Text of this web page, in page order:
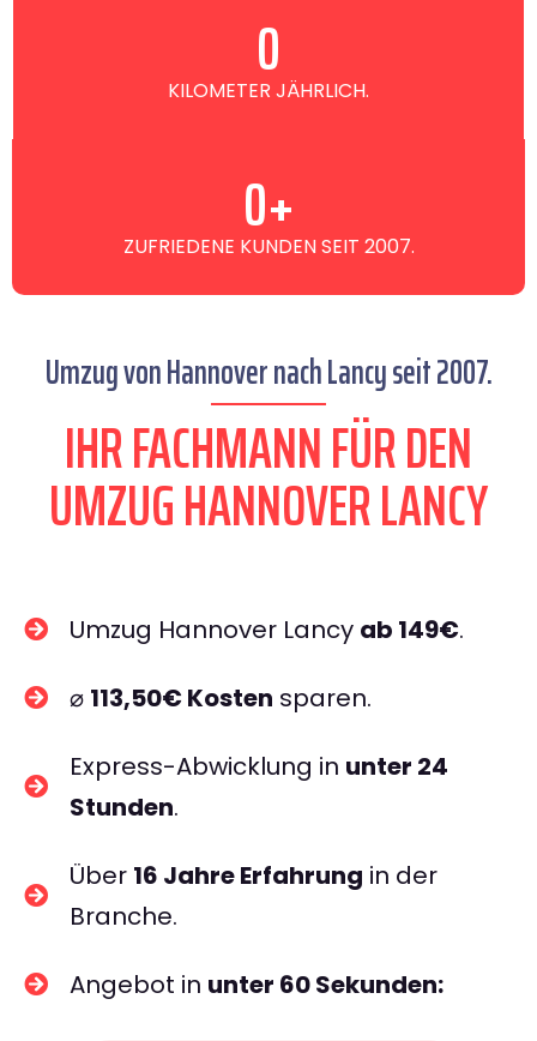
KILOMETER JÄHRLICH.
0
ZUFRIEDENE KUNDEN SEIT 2007.
0+
Umzug von Hannover nach Lancy seit 2007.
IHR FACHMANN FÜR DEN
UMZUG HANNOVER LANCY
Umzug Hannover Lancy ab 149€.
⌀ 113,50€ Kosten sparen.
Express-Abwicklung in unter 24
Stunden.
Über 16 Jahre Erfahrung in der
Branche.
Angebot in unter 60 Sekunden: